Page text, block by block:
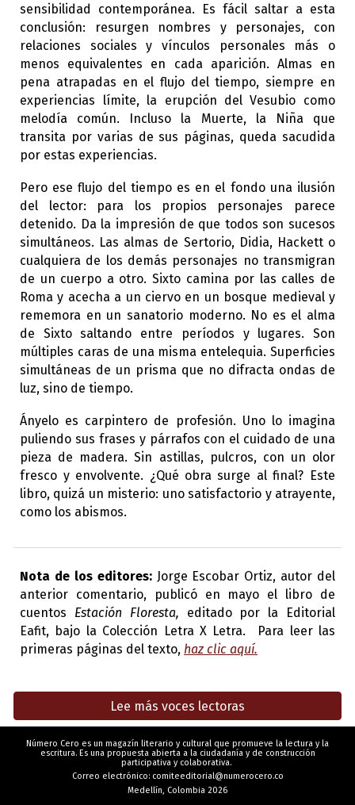
sensibilidad contemporánea. Es fácil saltar a esta
conclusión: resurgen nombres y personajes, con
relaciones sociales y vínculos personales más o
menos equivalentes en cada aparición. Almas en
pena atrapadas en el flujo del tiempo, siempre en
experiencias límite, la erupción del Vesubio como
melodía común. Incluso la Muerte, la Niña que
transita por varias de sus páginas, queda sacudida
por estas experiencias.
Pero ese flujo del tiempo es en el fondo una ilusión
del lector: para los propios personajes parece
detenido. Da la impresión de que todos son sucesos
simultáneos. Las almas de Sertorio, Didia, Hackett o
cualquiera de los demás personajes no transmigran
de un cuerpo a otro. Sixto camina por las calles de
Roma y acecha a un ciervo en un bosque medieval y
rememora en un sanatorio moderno. No es el alma
de Sixto saltando entre períodos y lugares. Son
múltiples caras de una misma entelequia. Superficies
simultáneas de un prisma que no difracta ondas de
luz, sino de tiempo.
Ányelo es carpintero de profesión. Uno lo imagina
puliendo sus frases y párrafos con el cuidado de una
pieza de madera. Sin astillas, pulcros, con un olor
fresco y envolvente. ¿Qué obra surge al final? Este
libro, quizá un misterio: uno satisfactorio y atrayente,
como los abismos.
Nota de los editores: Jorge Escobar Ortiz, autor del
anterior comentario, publicó en mayo el libro de
cuentos Estación Floresta, editado por la Editorial
Eafit, bajo la Colección Letra X Letra. Para leer las
primeras páginas del texto, haz clic aquí.
Lee más voces lectoras
Número Cero es un magazín literario y cultural que promueve la lectura y la
escritura. Es una propuesta abierta a la ciudadanía y de construcción
participativa y colaborativa.
Correo electrónico: comiteeditorial@numerocero.co
Medellín, Colombia 2026